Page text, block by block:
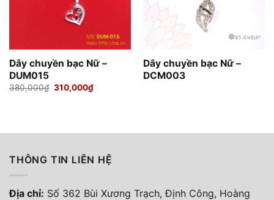
Dây chuyền bạc Nữ –
DUM015
380,000₫ Giá
310,000₫Giá
hiện
Dây chuyền bạc Nữ –
DCM003
THÔNG TIN LIÊN HỆ
Địa chỉ: Số 362 Bùi Xương Trạch, Định Công, Hoàng